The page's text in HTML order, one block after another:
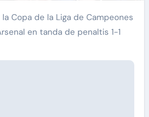
en tanda de penaltis 1-1